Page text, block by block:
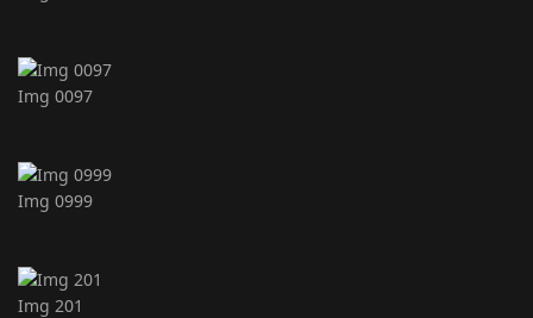
Img 0097
Img 0999
Img 201